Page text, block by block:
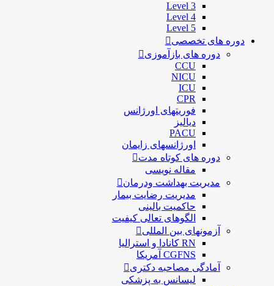
Level 3
Level 4
Level 5
دوره های تخصصی
دوره های بازآموزی
CCU
NICU
ICU
CPR
فوریتهای اورژانس
دیالیز
PACU
اورژانسهای زایمان
دوره های کوتاه مدت
مقاله نویسی
مدیریت بهداشت ودرمان
مديريت رضايت بيمار
حاكميت بالينی
الگوهای تعالی کيفيت
آزمونهای بین المللی
RN کانادا و استرالیا
CGFNS آمریکا
آمادگی مصاحبه دکتری
لیسانس به پزشکی